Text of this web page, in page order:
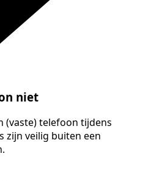
niet
(vaste) telefoon tijdens
zijn veilig buiten een